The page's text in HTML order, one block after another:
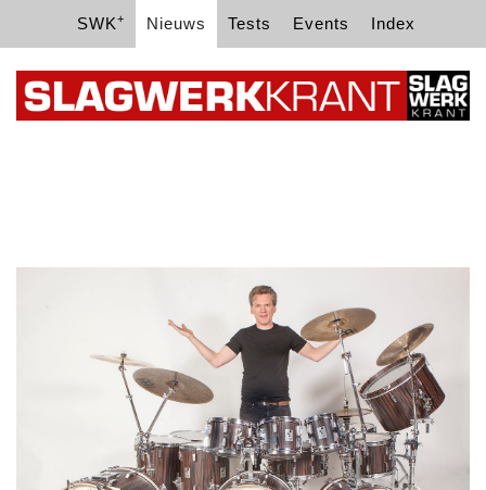
SWK+ Nieuws Tests Events Index